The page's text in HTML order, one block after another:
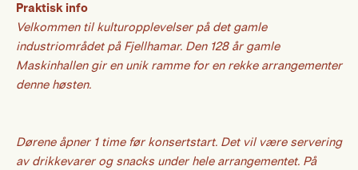
Praktisk info
Velkommen til kulturopplevelser på det gamle
industriområdet på Fjellhamar. Den 128 år gamle
Maskinhallen gir en unik ramme for en rekke arrangementer
denne høsten.
Dørene åpner 1 time før konsertstart. Det vil være servering
av drikkevarer og snacks under hele arrangementet. På